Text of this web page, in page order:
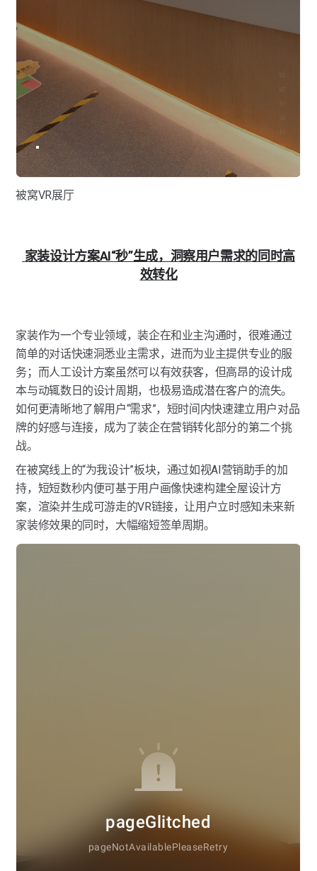
被窝VR展厅
家装设计方案AI“秒”生成，洞察用户需求的同时高
效转化
家装作为一个专业领域，装企在和业主沟通时，很难通过
简单的对话快速洞悉业主需求，进而为业主提供专业的服
务；而人工设计方案虽然可以有效获客，但高昂的设计成
本与动辄数日的设计周期，也极易造成潜在客户的流失。
如何更清晰地了解用户“需求”，短时间内快速建立用户对品
牌的好感与连接，成为了装企在营销转化部分的第二个挑
战。
在被窝线上的“为我设计”板块，通过如视AI营销助手的加
持，短短数秒内便可基于用户画像快速构建全屋设计方
案，渲染并生成可游走的VR链接，让用户立时感知未来新
家装修效果的同时，大幅缩短签单周期。